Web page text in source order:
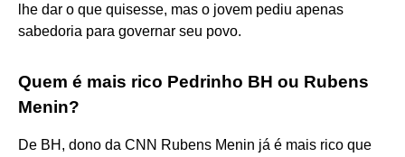
lhe dar o que quisesse, mas o jovem pediu apenas
sabedoria para governar seu povo.
Quem é mais rico Pedrinho BH ou Rubens
Menin?
De BH, dono da CNN Rubens Menin já é mais rico que